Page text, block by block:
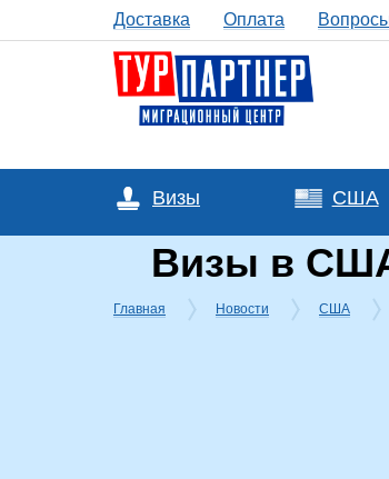
Доставка Оплата
Визы США
Визы в
Главная Новости США